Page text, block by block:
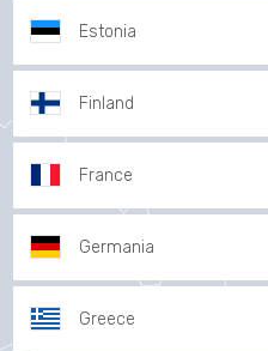
Estonia
Finland
France
Germania
Greece